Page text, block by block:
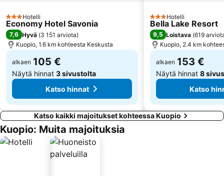
3 Tähtiluokitus
Hotelli
Economy Hotel Savonia
7,6 Hyvä (3 151 arviota)
Kuopio, 1.6 km kohteesta Keskusta
alkaen 105 €
Näytä hinnat 3 sivustolta
Katso hinnat
3 Tähtiluokitus
Hotelli
Bella Lake Resort
9,5 Loistava (619
Kuopio, 2.4 km
alkaen 153 €
Näytä hinnat 8
Katso
Katso kaikki majoitukset kohteessa Kuopio
Kuopio: Muita majoituksia